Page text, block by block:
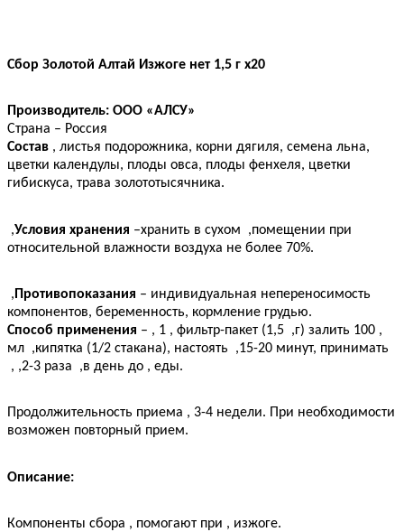
Сбор Золотой Алтай Изжоге нет 1,5 г x20
Производитель: ООО «АЛСУ»
Страна – Россия
Состав , листья подорожника, корни дягиля, семена льна,
цветки календулы, плоды овса, плоды фенхеля, цветки
гибискуса, трава золототысячника.
,Условия хранения –хранить в сухом ,помещении при
относительной влажности воздуха не более 70%.
, Противопоказания – индивидуальная непереносимость
компонентов, беременность, кормление грудью.
Способ применения – , 1 , фильтр-пакет (1,5 ,г) залить 100 ,
мл ,кипятка (1/2 стакана), настоять ,15-20 минут, принимать
, ,2-3 раза ,в день до , еды.
Продолжительность приема , 3-4 недели. При необходимости
возможен повторный прием.
Описание:
Компоненты сбора , помогают при , изжоге.